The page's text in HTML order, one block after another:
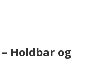
Holdbar og